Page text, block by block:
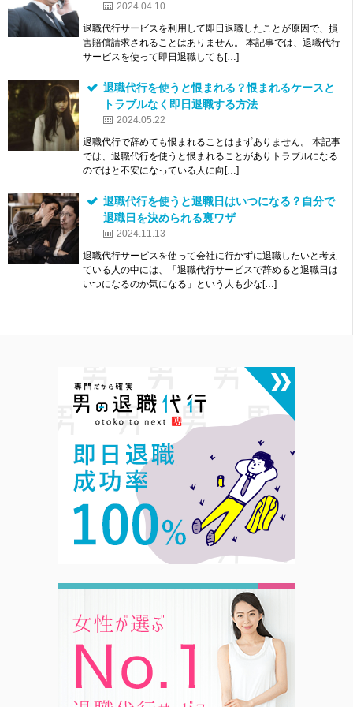
2024.04.10
退職代行サービスを利用して即日退職したことが原因で、損
害賠償請求されることはありません。 本記事では、退職代行
サービスを使って即日退職しても[…]
退職代行を使うと恨まれる？恨まれるケースと
トラブルなく即日退職する方法
2024.05.22
退職代行で辞めても恨まれることはまずありません。 本記事
では、退職代行を使うと恨まれることがありトラブルになる
のではと不安になっている人に向[…]
退職代行を使うと退職日はいつになる？自分で
退職日を決められる裏ワザ
2024.11.13
退職代行サービスを使って会社に行かずに退職したいと考え
ている人の中には、「退職代行サービスで辞めると退職日は
いつになるのか気になる」という人も少な[…]